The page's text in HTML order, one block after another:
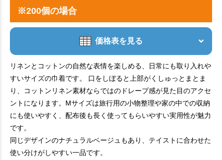
※200個の場合
価格表を見る
リネンとコットンの自然な表情を楽しめる、日常にも取り入れや
すいサイズの巾着です。 口をしぼると上部がくしゅっとまとま
り、コットンリネン素材ならではのドレープ感が見た目のアクセ
ントになります。Mサイズは旅行用の小物整理や家の中での収納
にも使いやすく、配布後も長く使ってもらいやすい実用性が魅力
です。
同じデザインのナチュラルベージュもあり、テイストに合わせた
使い分けがしやすい一品です。